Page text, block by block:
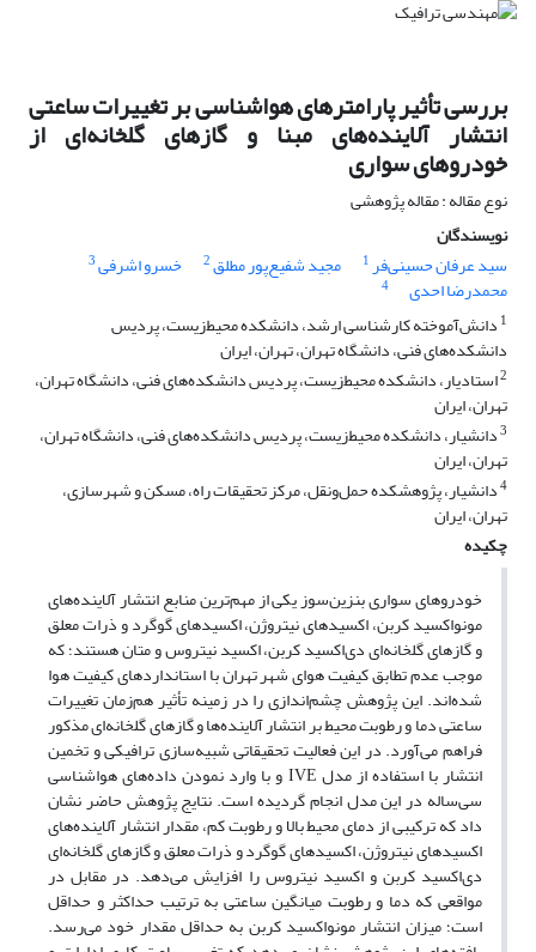
بررسی تأثیر پارامترهای هواشناسی بر تغییرات ساعتی
انتشار آلاینده‌های مبنا و گازهای گلخانه‌ای از
خودروهای سواری
نوع مقاله : مقاله پژوهشی
نویسندگان
سید عرفان حسینی‌فر1 مجید شفیع‌پور مطلق2 خسرو اشرفی3
محمدرضا احدی
4
1 دانش‌آموخته کارشناسی ارشد، دانشکده محیط‌زیست، پردیس
دانشکده‌های فنی، دانشگاه تهران، تهران، ایران
2استادیار، دانشکده محیط‌زیست، پردیس دانشکده‌های فنی، دانشگاه تهران،
تهران، ایران
3دانشیار، دانشکده محیط‌زیست، پردیس دانشکده‌های فنی، دانشگاه تهران،
تهران، ایران
4دانشیار، پژوهشکده حمل‌ونقل، مرکز تحقیقات راه، مسکن و شهرسازی،
تهران، ایران
چکیده
خودروهای سواری بنزین‌سوز یکی از مهم‌ترین منابع انتشار آلاینده‌های
مونواکسید کربن، اکسیدهای نیتروژن، اکسیدهای گوگرد و ذرات معلق
و گازهای گلخانه‌ای دی‌اکسید کربن، اکسید نیتروس و متان هستند؛ که
موجب عدم تطابق کیفیت هوای شهر تهران با استانداردهای کیفیت هوا
شده‌اند. این پژوهش چشم‌اندازی را در زمینه تأثیر هم‌زمان تغییرات
ساعتی دما و رطوبت محیط بر انتشار آلاینده‌ها و گازهای گلخانه‌ای مذکور
فراهم می‌آورد. در این فعالیت تحقیقاتی شبیه‌سازی ترافیکی و تخمین
انتشار با استفاده از مدل IVE و با وارد نمودن داده‌های هواشناسی
سی‌ساله در این مدل انجام گردیده است. نتایج پژوهش حاضر نشان
داد که ترکیبی از دمای محیط بالا و رطوبت کم، مقدار انتشار آلاینده‌های
اکسیدهای نیتروژن، اکسیدهای گوگرد و ذرات معلق و گازهای گلخانه‌ای
دی‌اکسید کربن و اکسید نیتروس را افزایش می‌دهد. در مقابل در
مواقعی که دما و رطوبت میانگین ساعتی به ترتیب حداکثر و حداقل
است؛ میزان انتشار مونواکسید کربن به حداقل مقدار خود می‌رسد.